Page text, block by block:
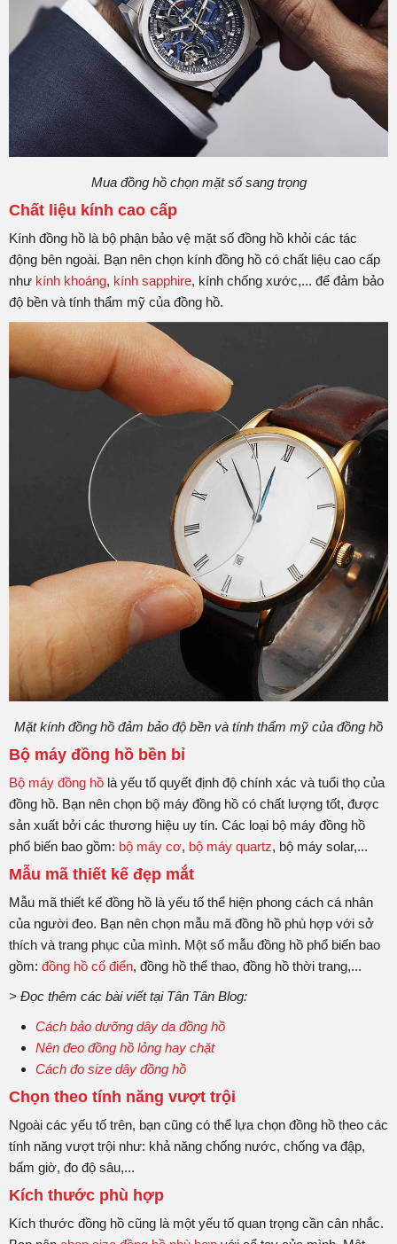
Mua đồng hồ chọn mặt số sang trọng
Chất liệu kính cao cấp
Kính đồng hồ là bộ phận bảo vệ mặt số đồng hồ khỏi các tác
động bên ngoài. Bạn nên chọn kính đồng hồ có chất liệu cao cấp
như kính khoáng, kính sapphire, kính chống xước,... để đảm bảo
độ bền và tính thẩm mỹ của đồng hồ.
Mặt kính đồng hồ đảm bảo độ bền và tính thẩm mỹ của đồng hồ
Bộ máy đồng hồ bền bỉ
Bộ máy đồng hồ là yếu tố quyết định độ chính xác và tuổi thọ của
đồng hồ. Bạn nên chọn bộ máy đồng hồ có chất lượng tốt, được
sản xuất bởi các thương hiệu uy tín. Các loại bộ máy đồng hồ
phổ biến bao gồm: bộ máy cơ, bộ máy quartz, bộ máy solar,...
Mẫu mã thiết kế đẹp mắt
Mẫu mã thiết kế đồng hồ là yếu tố thể hiện phong cách cá nhân
của người đeo. Bạn nên chọn mẫu mã đồng hồ phù hợp với sở
thích và trang phục của mình. Một số mẫu đồng hồ phổ biến bao
gồm: đồng hồ cổ điển, đồng hồ thể thao, đồng hồ thời trang,...
> Đọc thêm các bài viết tại Tân Tân Blog:
Cách bảo dưỡng dây da đồng hồ
Nên đeo đồng hồ lỏng hay chặt
Cách đo size dây đồng hồ
Chọn theo tính năng vượt trội
Ngoài các yếu tố trên, bạn cũng có thể lựa chọn đồng hồ theo các
tính năng vượt trội như: khả năng chống nước, chống va đập,
bấm giờ, đo độ sâu,...
Kích thước phù hợp
Kích thước đồng hồ cũng là một yếu tố quan trọng cần cân nhắc.